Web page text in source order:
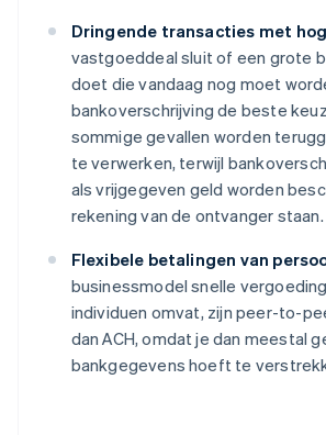
Dringende transacties met
vastgoeddeal sluit of een grote
doet die vandaag nog moet
bankoverschrijving de beste
sommige gevallen worden
te verwerken, terwijl
als vrijgegeven geld worden
rekening van de ontvanger staan.
Flexibele betalingen van
businessmodel snelle
individuen omvat, zijn peer-to-
dan ACH, omdat je dan meestal
bankgegevens hoeft te